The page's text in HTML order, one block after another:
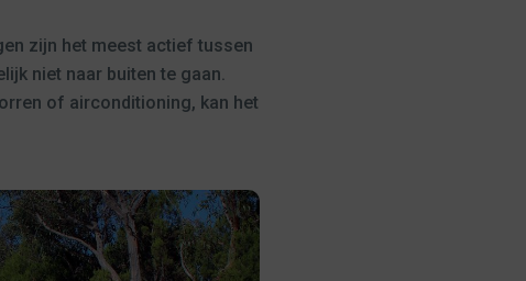
zijn het meest actief tussen
niet naar buiten te gaan.
of airconditioning, kan het